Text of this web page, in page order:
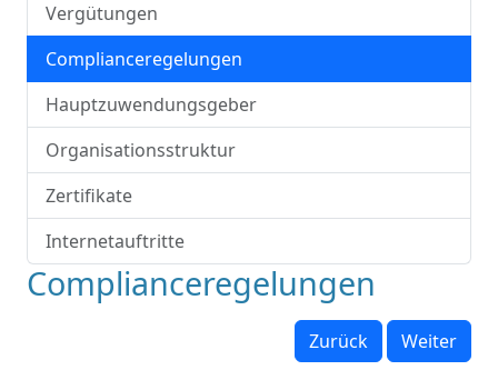
Vergütungen
Complianceregelungen
Hauptzuwendungsgeber
Organisationsstruktur
Zertifikate
Internetauftritte
Complianceregelungen
Zurück Weiter